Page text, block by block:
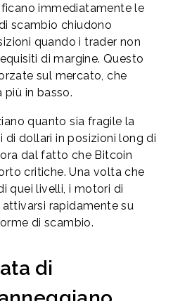
immediatamente le
scambio chiudono
quando i trader non
di margine. Questo
sul mercato, che
più in basso.
quanto sia fragile la
di dollari in posizioni long di
dal fatto che Bitcoin
critiche. Una volta che
quei livelli, i motori di
rapidamente su
di scambio.
di